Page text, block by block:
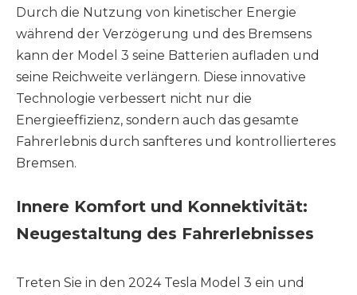
Durch die Nutzung von kinetischer Energie
während der Verzögerung und des Bremsens
kann der Model 3 seine Batterien aufladen und
seine Reichweite verlängern. Diese innovative
Technologie verbessert nicht nur die
Energieeffizienz, sondern auch das gesamte
Fahrerlebnis durch sanfteres und kontrollierteres
Bremsen.
Innere Komfort und Konnektivität:
Neugestaltung des Fahrerlebnisses
Treten Sie in den 2024 Tesla Model 3 ein und